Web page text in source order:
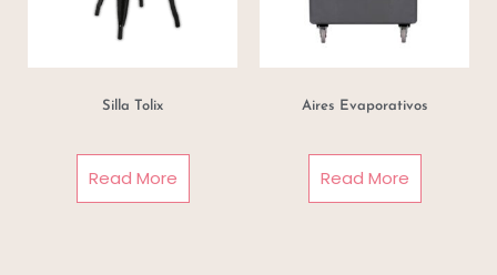
Silla Tolix
Read More
Aires Evaporativos
Read More